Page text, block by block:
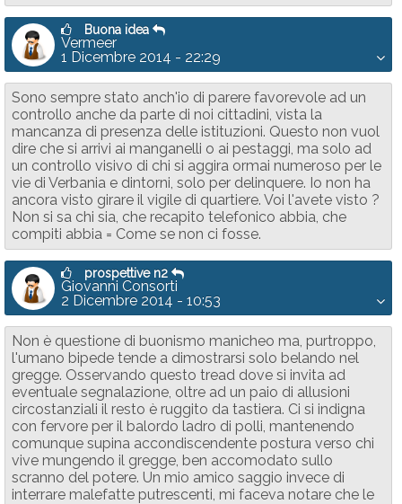
Buona idea
Vermeer
1 Dicembre 2014 - 22:29
Sono sempre stato anch'io di parere favorevole ad un
controllo anche da parte di noi cittadini, vista la
mancanza di presenza delle istituzioni. Questo non vuol
dire che si arrivi ai manganelli o ai pestaggi, ma solo ad
un controllo visivo di chi si aggira ormai numeroso per le
vie di Verbania e dintorni, solo per delinquere. Io non ha
ancora visto girare il vigile di quartiere. Voi l'avete visto ?
Non si sa chi sia, che recapito telefonico abbia, che
compiti abbia = Come se non ci fosse.
prospettive n2
Giovanni Consorti
2 Dicembre 2014 - 10:53
Non è questione di buonismo manicheo ma, purtroppo,
l'umano bipede tende a dimostrarsi solo belando nel
gregge. Osservando questo tread dove si invita ad
eventuale segnalazione, oltre ad un paio di allusioni
circostanziali il resto è ruggito da tastiera. Ci si indigna
con fervore per il balordo ladro di polli, mantenendo
comunque supina accondiscendente postura verso chi
vive mungendo il gregge, ben accomodato sullo
scranno del potere. Un mio amico saggio invece di
interrare malefatte putrescenti, mi faceva notare che le